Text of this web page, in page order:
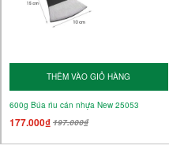
THÊM VÀO GIỎ HÀNG
600g Búa rìu cán nhựa New 25053
177.000₫ 197.000₫